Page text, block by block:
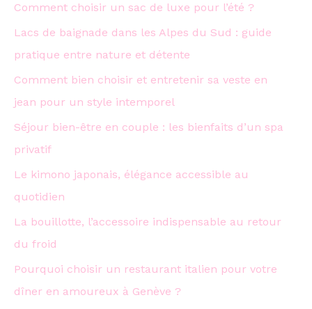
Comment choisir un sac de luxe pour l’été ?
Lacs de baignade dans les Alpes du Sud : guide
pratique entre nature et détente
Comment bien choisir et entretenir sa veste en
jean pour un style intemporel
Séjour bien-être en couple : les bienfaits d’un spa
privatif
Le kimono japonais, élégance accessible au
quotidien
La bouillotte, l’accessoire indispensable au retour
du froid
Pourquoi choisir un restaurant italien pour votre
dîner en amoureux à Genève ?